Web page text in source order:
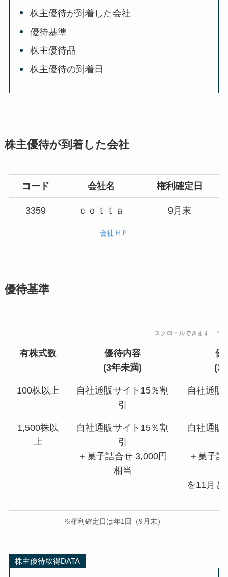
株主優待が到着した会社
優待基準
株主優待品
株主優待の到着日
株主優待が到着した会社
コード 会社名 権利確定日
3359 ｃｏｔｔａ 9月末
会社ＨＰ
優待基準
スクロールできます
有株式数
優待内容
(3年未満)
優
(3
100株以上
自社通販サイト15％割
引
自社通販
1,500株以
上
自社通販サイト15％割
引
＋菓子詰合せ 3,000円
相当
自社通販
＋菓子
を11月と
※権利確定日は年1回（9月末）
株主優待取得DATA